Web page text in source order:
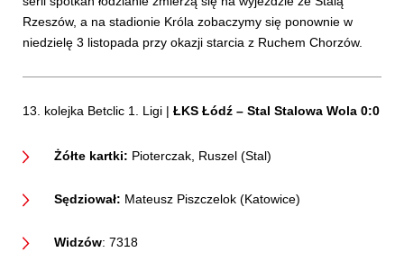
Rzeszów, a na stadionie Króla zobaczymy się ponownie w
niedzielę 3 listopada przy okazji starcia z Ruchem Chorzów.
13. kolejka Betclic 1. Ligi | ŁKS Łódź – Stal Stalowa Wola 0:0
Żółte kartki: Pioterczak, Ruszel (Stal)
Sędziował: Mateusz Piszczelok (Katowice)
Widzów: 7318